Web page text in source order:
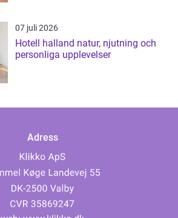
07 juli 2026
Hotell halland natur, njutning och
personliga upplevelser
Adress